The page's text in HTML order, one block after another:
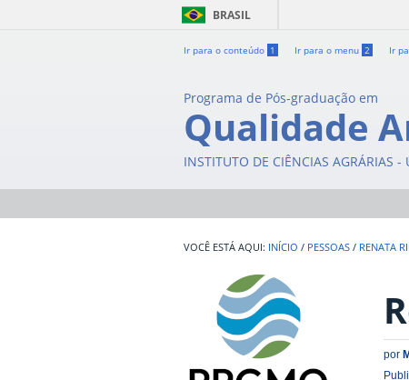
BRASIL
Ir para o conteúdo 1 Ir para o menu 2 Ir
Programa de Pós-graduação em
Qualidade
INSTITUTO DE CIÊNCIAS AGRÁRIAS -
INÍCIO / PESSOAS / RENATA
por